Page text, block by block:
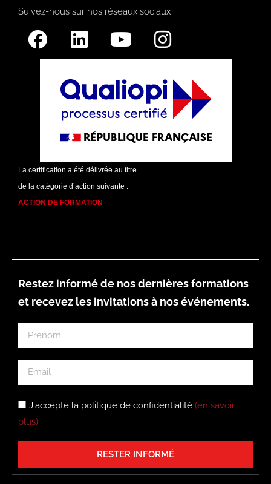
Suivez-nous sur nos réseaux sociaux
La certification a été délivrée au titre
de la catégorie d’action suivante :
ACTION DE FORMATION
Restez informé de nos dernières formations
et recevez les invitations à nos événements.
J'accepte la politique de confidentialité (en savoir
plus)
RESTER INFORMÉ